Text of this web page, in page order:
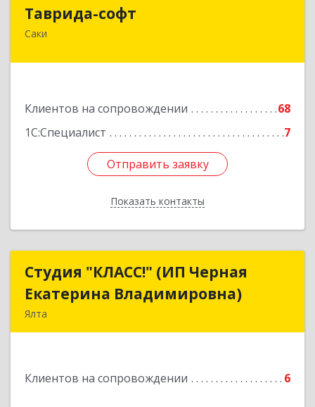
Таврида-софт
Саки
Клиентов на сопровождении
68
1С:Специалист
7
Отправить заявку
Показать контакты
Подробнее
Отправить заявку
Назад
Студия "КЛАСС!" (ИП Черная
Екатерина Владимировна)
Ялта
Клиентов на сопровождении 6
Студия "КЛАСС!" (ИП Черная
Екатерина Владимировна)